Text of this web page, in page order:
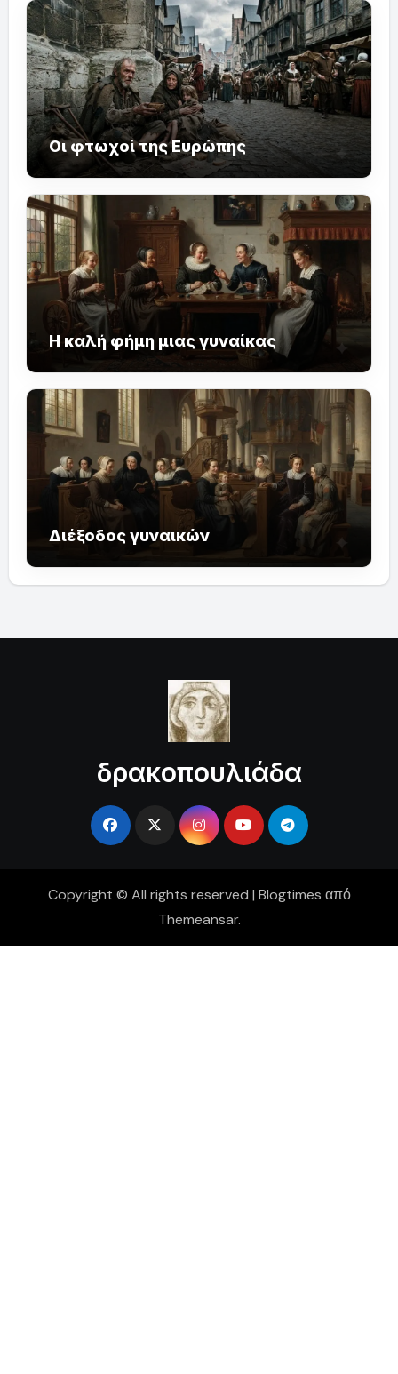
Οι φτωχοί της Ευρώπης
Η καλή φήμη μιας γυναίκας
Διέξοδος γυναικών
δρακοπουλιάδα
Copyright © All rights reserved | Blogtimes από
Themeansar.